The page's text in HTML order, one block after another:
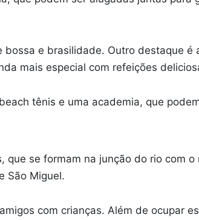
e brasilidade. Outro destaque
mais especial com refeições
tênis e uma academia, que
que se formam na junção do rio com
São Miguel.
com crianças. Além de ocupar